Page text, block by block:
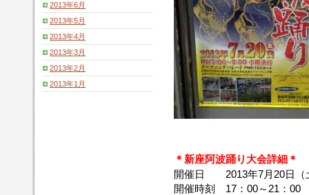
＊新座阿波踊り大会詳細＊
開催日 2013年7月20日（
開催時刻 17：00～21：00
2013年6月
2013年5月
2013年4月
2013年3月
2013年2月
2013年1月